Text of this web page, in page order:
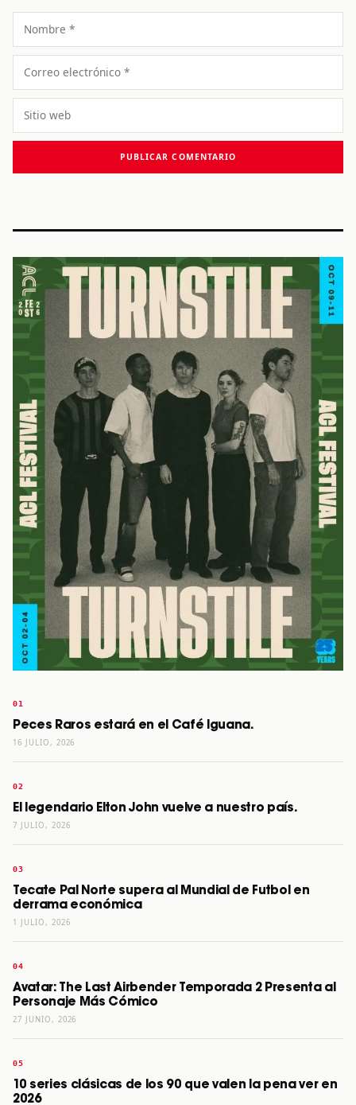
Nombre
Correo
electrónico
Sitio
web
Peces Raros estará en el Café Iguana.
16 JULIO, 2026
El legendario Elton John vuelve a nuestro país.
7 JULIO, 2026
Tecate Pal Norte supera al Mundial de Futbol en
derrama económica
1 JULIO, 2026
Avatar: The Last Airbender Temporada 2 Presenta al
Personaje Más Cómico
27 JUNIO, 2026
10 series clásicas de los 90 que valen la pena ver en
2026